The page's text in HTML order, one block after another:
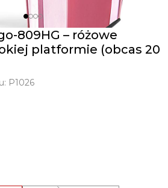
809HG – różowe
platformie (obcas 20
P1026